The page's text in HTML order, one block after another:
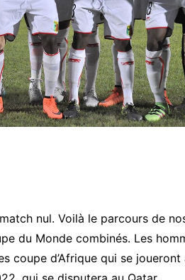
nul. Voilà le parcours de
du Monde combinés. Les
coupe d’Afrique qui se